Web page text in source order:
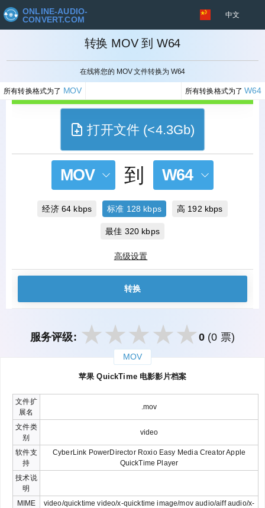
ONLINE-AUDIO-
CONVERT.COM
中文
转换 MOV 到 W64
在线将您的 MOV 文件转换为 W64
所有转换格式为了 MOV 所有转换格式为了W64
取消
打开文件 (<4.3Gb)
MOV 到 W64
经济 64 kbps 标准 128 kbps 高 192 kbps
最佳 320 kbps
高级设置
转换
服务评级: 0 (0 票)
MOV
苹果 QuickTime 电影影片档案
文件扩
展名
.mov
文件类
别
video
软件支
持
CyberLink PowerDirector Roxio Easy Media Creator Apple
QuickTime Player
技术说
明
MIME
video/quicktime video/x-quicktime image/mov audio/aiff audio/x-